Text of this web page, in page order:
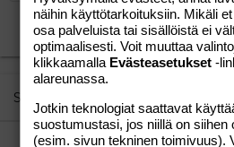
15
18
22
Georgia
Tahoma
Times New
Verdana
Justify text
Heading 3
Similar threads
näihin käyttötarkoituksiin. Mikäli
osa palveluista tai sisällöistä ei
optimaalisesti. Voit muuttaa
klikkaamalla Evästeasetukset -
alareunassa.
Jotkin teknologiat saattavat
suostumustasi, jos niillä on siihen
(esim. sivun tekninen toimivuus).